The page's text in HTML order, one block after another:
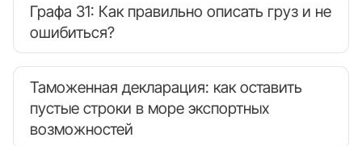
Графа 31: Как правильно описать груз и не
ошибиться?
Таможенная декларация: как оставить
пустые строки в море экспортных
возможностей